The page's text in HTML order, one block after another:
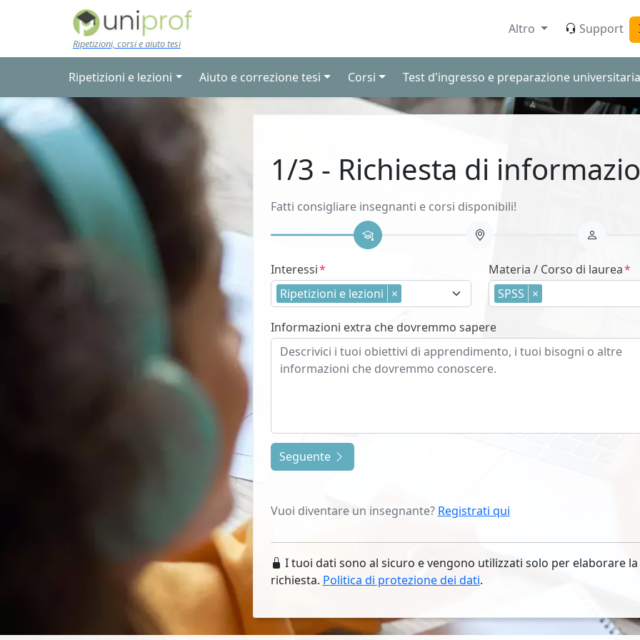
Skip to main content
Ripetizioni, corsi e aiuto tesi
Altro Support
Ripetizioni e lezioni Aiuto e correzione tesi Corsi Test d'ingresso e preparazione universitaria
1/3 - Richiesta di
Fatti consigliare insegnanti e corsi disponibili!
Interessi
Ripetizioni e lezioni ×
Materia / Corso di laurea
SPSS ×
Informazioni extra che dovremmo sapere
Seguente
Vuoi diventare un insegnante? Registrati qui
I tuoi dati sono al sicuro e vengono utilizzati solo per elaborare
richiesta. Politica di protezione dei dati.